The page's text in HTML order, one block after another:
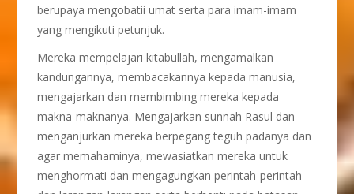
berupaya mengobatii umat serta para imam-imam
yang mengikuti petunjuk.
Mereka mempelajari kitabullah, mengamalkan
kandungannya, membacakannya kepada manusia,
mengajarkan dan membimbing mereka kepada
makna-maknanya. Mengajarkan sunnah Rasul dan
menganjurkan mereka berpegang teguh padanya dan
agar memahaminya, mewasiatkan mereka untuk
menghormati dan mengagungkan perintah-perintah